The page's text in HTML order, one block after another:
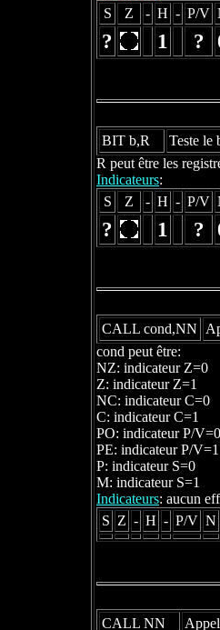
S
Z - H - P/V
? 1 ?
BIT b,R
Teste le
R peut être les
Indicateurs:
S
Z - H - P/V
? 1 ?
CALL cond,NN
cond peut être:
NZ: indicateur Z=0
Z: indicateur Z=1
NC: indicateur C=0
C: indicateur C=1
PO: indicateur P/V=0
PE: indicateur P/V=1
P: indicateur S=0
M: indicateur S=1
Indicateurs: aucun
S Z - H - P/V N
CALL NN